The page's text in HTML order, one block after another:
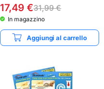
17,49 €31,99€
In magazzino
Aggiungi al carrello